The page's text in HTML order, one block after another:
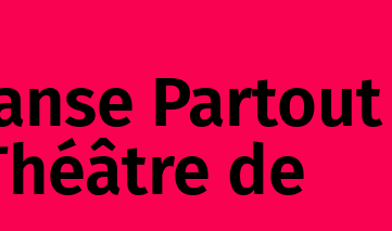
Partout
de